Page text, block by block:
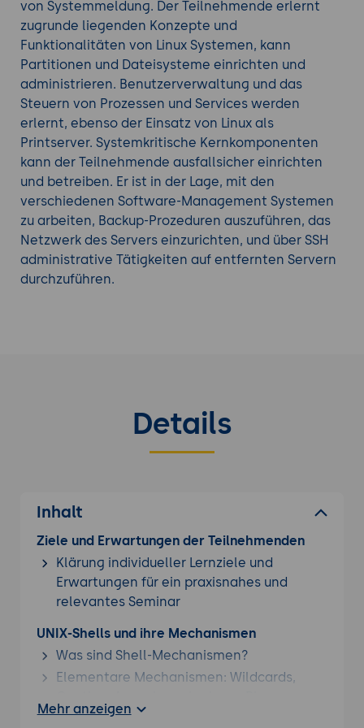
von Systemmeldung. Der Teilnehmende erlernt
zugrunde liegenden Konzepte und
Funktionalitäten von Linux Systemen, kann
Partitionen und Dateisysteme einrichten und
administrieren. Benutzerverwaltung und das
Steuern von Prozessen und Services werden
erlernt, ebenso der Einsatz von Linux als
Printserver. Systemkritische Kernkomponenten
kann der Teilnehmende ausfallsicher einrichten
und betreiben. Er ist in der Lage, mit den
verschiedenen Software-Management Systemen
zu arbeiten, Backup-Prozeduren auszuführen, das
Netzwerk des Servers einzurichten, und über SSH
administrative Tätigkeiten auf entfernten Servern
durchzuführen.
Details
Inhalt
Ziele und Erwartungen der Teilnehmenden
Klärung individueller Lernziele und
Erwartungen für ein praxisnahes und
relevantes Seminar
UNIX-Shells und ihre Mechanismen
Was sind Shell-Mechanismen?
Elementare Mechanismen: Wildcards,
Variablen, Kommandosubstitution,
Mehr anzeigen